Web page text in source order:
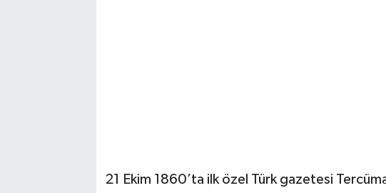
21 Ekim 1860’ta ilk özel Türk gazetesi